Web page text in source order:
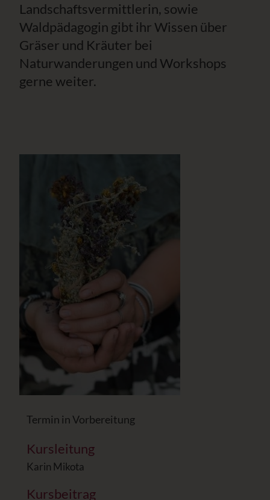
Landschaftsvermittlerin, sowie
Waldpädagogin gibt ihr Wissen über
Gräser und Kräuter bei
Naturwanderungen und Workshops
gerne weiter.
Termin in Vorbereitung
Kursleitung
Karin Mikota
Kursbeitrag